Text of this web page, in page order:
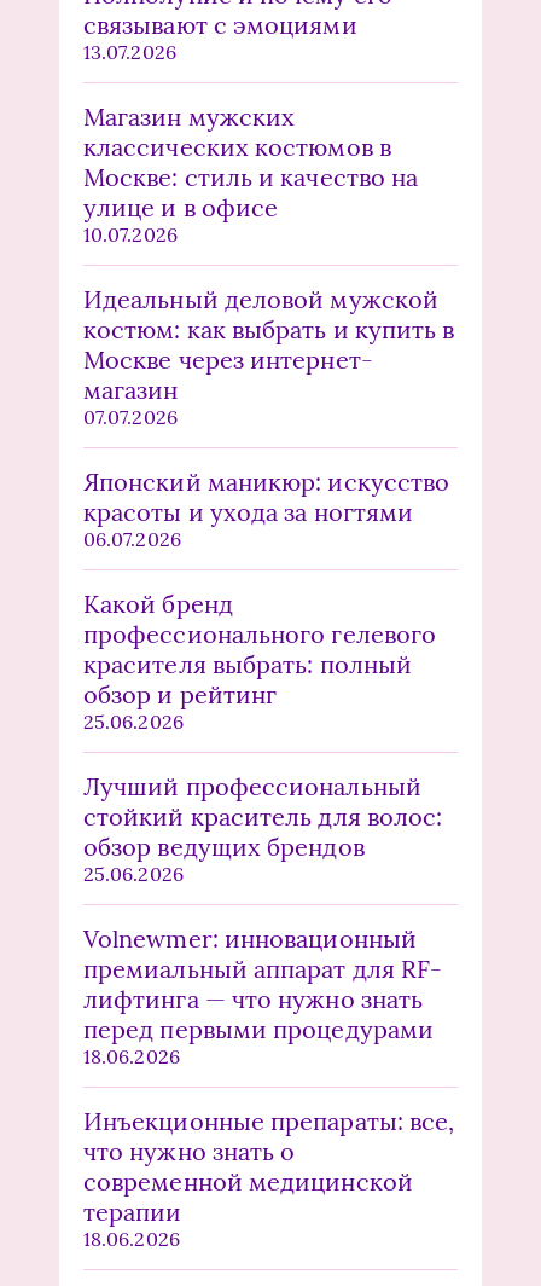
связывают с эмоциями
13.07.2026
Магазин мужских
классических костюмов в
Москве: стиль и качество на
улице и в офисе
10.07.2026
Идеальный деловой мужской
костюм: как выбрать и купить в
Москве через интернет-
магазин
07.07.2026
Японский маникюр: искусство
красоты и ухода за ногтями
06.07.2026
Какой бренд
профессионального гелевого
красителя выбрать: полный
обзор и рейтинг
25.06.2026
Лучший профессиональный
стойкий краситель для волос:
обзор ведущих брендов
25.06.2026
Volnewmer: инновационный
премиальный аппарат для RF-
лифтинга — что нужно знать
перед первыми процедурами
18.06.2026
Инъекционные препараты: все,
что нужно знать о
современной медицинской
терапии
18.06.2026